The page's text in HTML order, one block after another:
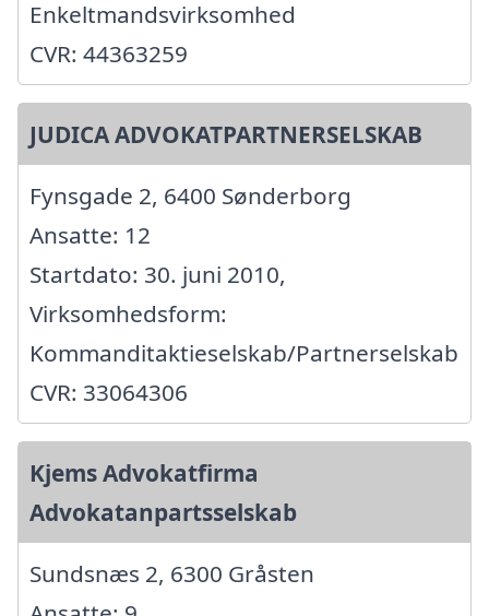
Enkeltmandsvirksomhed
CVR: 44363259
JUDICA ADVOKATPARTNERSELSKAB
Fynsgade 2, 6400 Sønderborg
Ansatte: 12
Startdato: 30. juni 2010,
Virksomhedsform:
Kommanditaktieselskab/Partnerselskab
CVR: 33064306
Kjems Advokatfirma
Advokatanpartsselskab
Sundsnæs 2, 6300 Gråsten